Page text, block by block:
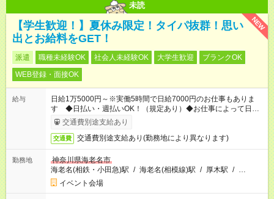
未読
NEW
【学生歓迎！】夏休み限定！タイパ抜群！思い
出とお給料をGET！
派遣 職種未経験OK 社会人未経験OK 大学生歓迎
ブランクOK
WEB登録・面接OK
給与
日給1万5000円～※実働5時間で日給7000円のお仕事もありま
す ◆日払い・週払いOK！（規定あり）◆お仕事によって日給も
異なります
交通費別途支給あり
交通費 交通費別途支給あり(勤務地により異なります)
勤務地
神奈川県海老名市
海老名(相鉄・小田急)駅 / 海老名(相模線)駅 / 厚木駅 / …
イベント会場